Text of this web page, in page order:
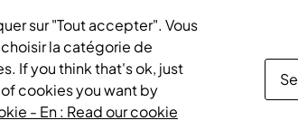
sur "Tout accepter". Vous
la catégorie de
If you think that's ok, just
cookies you want by
- En : Read our cookie